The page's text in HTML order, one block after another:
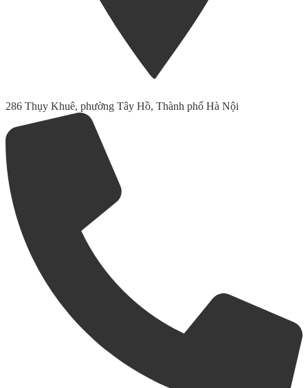
286 Thụy Khuê, phường Tây Hồ, Thành phố Hà Nội